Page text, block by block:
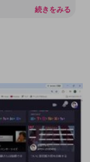
。 配信内容をリーク
続きをみる